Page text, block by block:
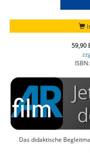
59,90
Das didaktische